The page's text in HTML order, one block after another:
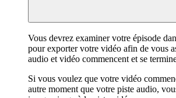
Vous devrez examiner votre épisode
pour exporter votre vidéo afin de vous
audio et vidéo commencent et se
Si vous voulez que votre vidéo
autre moment que votre piste audio,